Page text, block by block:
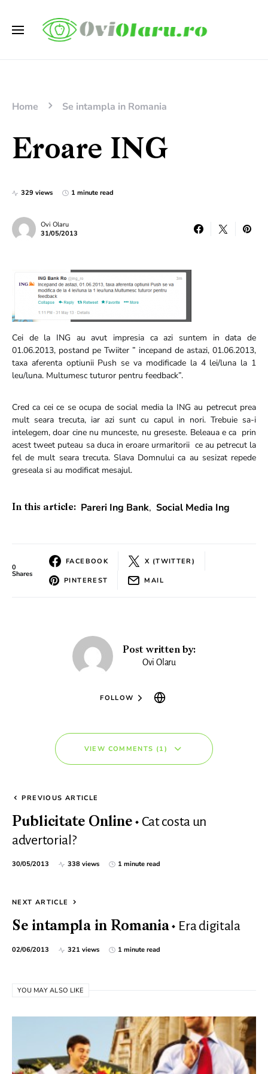
Home Se intampla in Romania
Eroare ING
329 views 1 minute read
Ovi Olaru
31/05/2013
Cei de la ING au avut impresia ca azi suntem in data de
01.06.2013, postand pe Twiiter ” incepand de astazi, 01.06.2013,
taxa aferenta optiunii Push se va modificade la 4 lei/luna la 1
leu/luna. Multumesc tuturor pentru feedback”.
Cred ca cei ce se ocupa de social media la ING au petrecut prea
mult seara trecuta, iar azi sunt cu capul in nori. Trebuie sa-i
intelegem, doar cine nu munceste, nu greseste. Beleaua e ca prin
acest tweet puteau sa duca in eroare urmaritorii ce au petrecut la
fel de mult seara trecuta. Slava Domnului ca au sesizat repede
greseala si au modificat mesajul.
In this article: Pareri Ing Bank, Social Media Ing
0
Shares
FACEBOOK X (TWITTER)
PINTEREST MAIL
Post written by:
Ovi Olaru
FOLLOW
VIEW COMMENTS (1)
PREVIOUS ARTICLE
Publicitate Online
Cat costa un
advertorial?
30/05/2013 338 views 1 minute read
NEXT ARTICLE
Se intampla in Romania Era digitala
02/06/2013 321 views 1 minute read
YOU MAY ALSO LIKE